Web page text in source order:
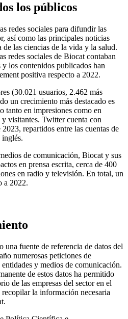
los públicos
redes sociales para difundir las
así como las principales noticias
de las ciencias de la vida y la salud.
redes sociales de Biocat contaban
los contenidos publicados han
positiva respecto a 2022.
(30.021 usuarios, 2.462 más
un crecimiento más destacado es
en impresiones como en
visitantes. Twitter cuenta con
repartidos entre las cuentas de
inglés.
de comunicación, Biocat y sus
en prensa escrita, cerca de 400
en radio y televisión. En total, un
a 2022.
una fuente de referencia de datos del
numerosas peticiones de
y medios de comunicación.
de estos datos ha permitido
de las empresas del sector en el
la información necesaria